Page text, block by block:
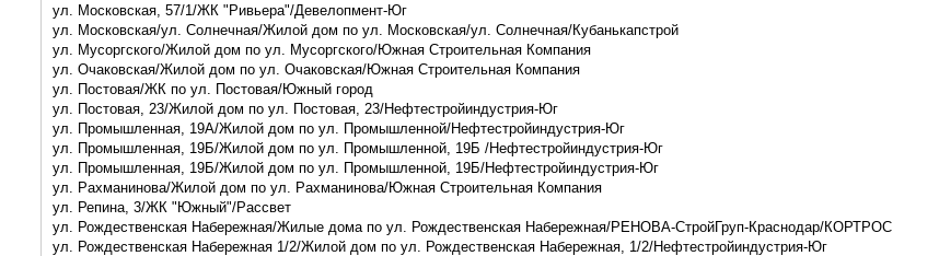
ул. Московская, 57/1/ЖК "Ривьера"/Девелопмент-Юг
ул. Московская/ул. Солнечная/Жилой дом по ул. Московская/ул. Солнечная/Кубанькапстрой
ул. Мусоргского/Жилой дом по ул. Мусоргского/Южная Строительная Компания
ул. Очаковская/Жилой дом по ул. Очаковская/Южная Строительная Компания
ул. Постовая/ЖК по ул. Постовая/Южный город
ул. Постовая, 23/Жилой дом по ул. Постовая, 23/Нефтестройиндустрия-Юг
ул. Промышленная, 19А/Жилой дом по ул. Промышленной/Нефтестройиндустрия-Юг
ул. Промышленная, 19Б/Жилой дом по ул. Промышленной, 19Б /Нефтестройиндустрия-Юг
ул. Промышленная, 19Б/Жилой дом по ул. Промышленной, 19Б/Нефтестройиндустрия-Юг
ул. Рахманинова/Жилой дом по ул. Рахманинова/Южная Строительная Компания
ул. Репина, 3/ЖК "Южный"/Рассвет
ул. Рождественская Набережная/Жилые дома по ул. Рождественская Набережная/РЕНОВА-СтройГруп-Краснодар/КОРТРОС
ул. Рождественская Набережная 1/2/Жилой дом по ул. Рождественская Набережная, 1/2/Нефтестройиндустрия-Юг